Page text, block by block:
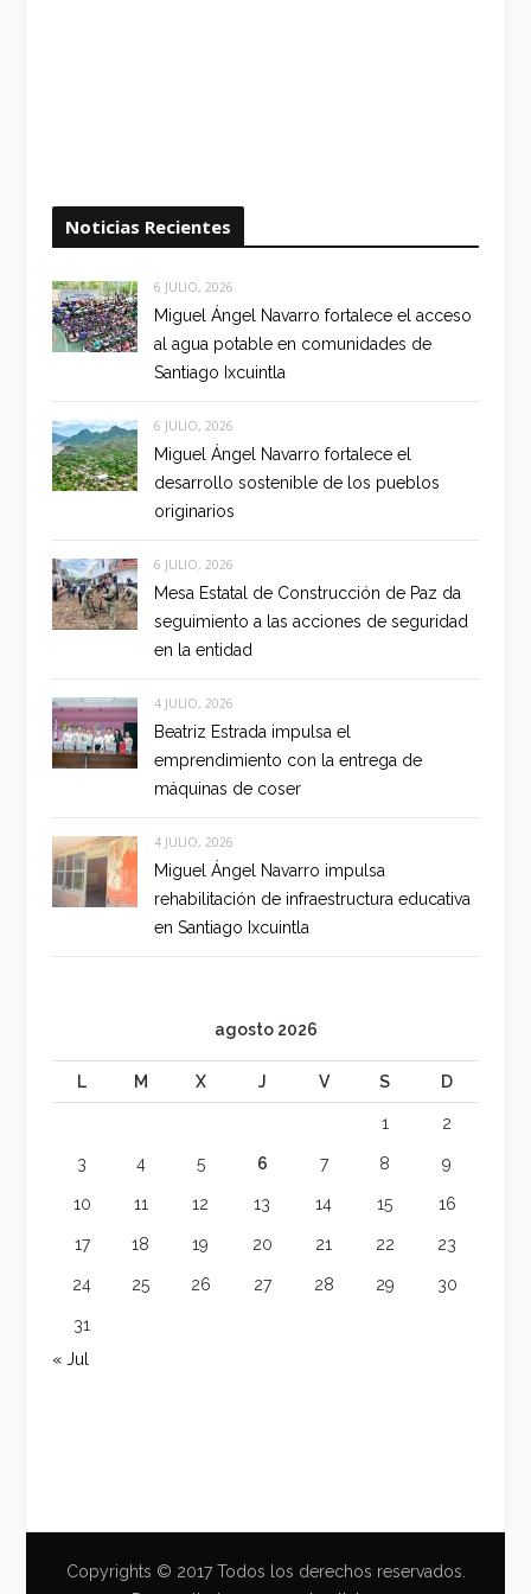
Noticias Recientes
6 JULIO, 2026
Miguel Ángel Navarro fortalece el acceso
al agua potable en comunidades de
Santiago Ixcuintla
6 JULIO, 2026
Miguel Ángel Navarro fortalece el
desarrollo sostenible de los pueblos
originarios
6 JULIO, 2026
Mesa Estatal de Construcción de Paz da
seguimiento a las acciones de seguridad
en la entidad
4 JULIO, 2026
Beatriz Estrada impulsa el
emprendimiento con la entrega de
máquinas de coser
4 JULIO, 2026
Miguel Ángel Navarro impulsa
rehabilitación de infraestructura educativa
en Santiago Ixcuintla
agosto 2026
L M X J V S D
1 2
3 4 5 6 7 8 9
10 11 12 13 14 15 16
17 18 19 20 21 22 23
24 25 26 27 28 29 30
31
« Jul
Copyrights © 2017 Todos los derechos reservados.